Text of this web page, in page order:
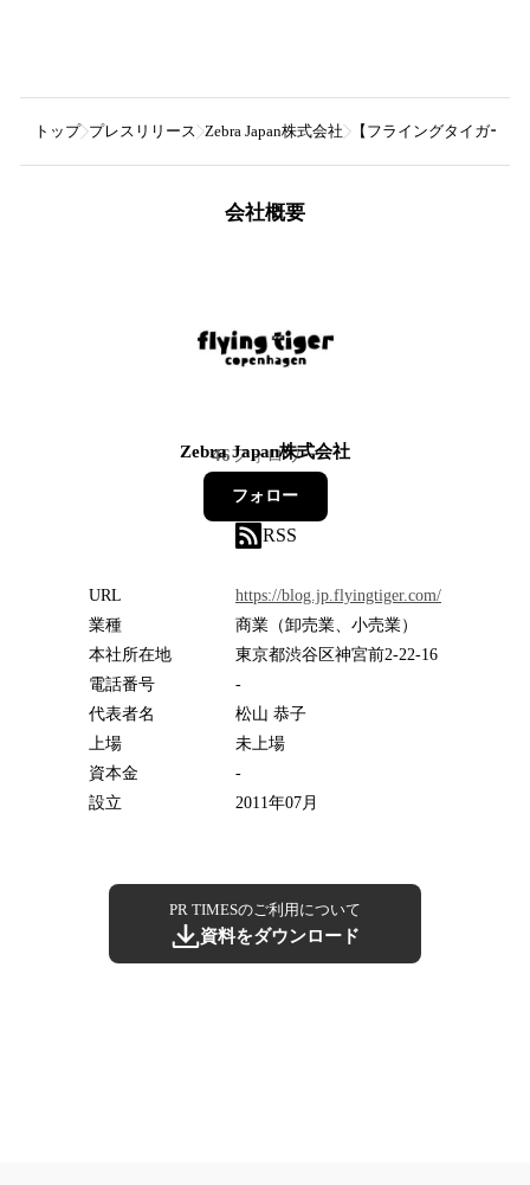
トップ プレスリリース Zebra Japan株式会社 【フライングタイガー
会社概要
Zebra Japan株式会社
46フォロワー
フォロー
RSS
URL
https://blog.jp.flyingtiger.com/
業種
商業（卸売業、小売業）
本社所在地
東京都渋谷区神宮前2-22-16
電話番号
-
代表者名
松山 恭子
上場
未上場
資本金
-
設立
2011年07月
PR TIMESのご利用について
資料をダウンロード